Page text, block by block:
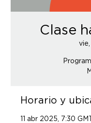
Clase
vie,
Horario y
11 abr 2025, 7:30